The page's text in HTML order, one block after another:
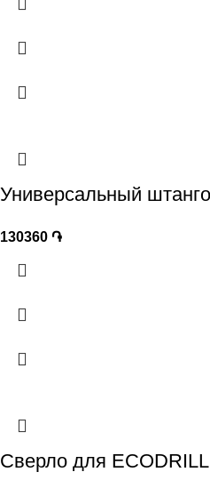
Универсальный
130360 ֏
Сверло для